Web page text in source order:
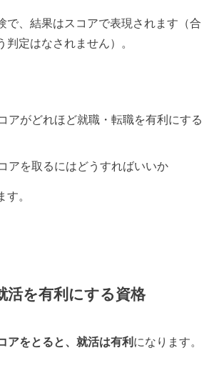
で、結果はスコアで表現されます（合
判定はなされません）。
アがどれほど就職・転職を有利にする
アを取るにはどうすればいいか
す。
活を有利にする資格
アをとると、就活は有利 になります。